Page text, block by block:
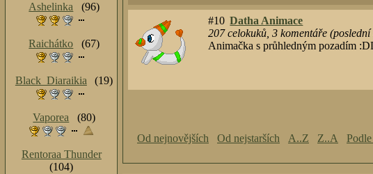
#10 Datha Animace
207celokuků,3 komentáře
Animačka s průhledným pozadím
Od nejnovějších
Od nejstarších A..Z Z..A
Ashelinka (96)
Raichátko (67)
Black_Diaraikia (19)
Vaporea (80)
Rentoraa Thunder
(104)